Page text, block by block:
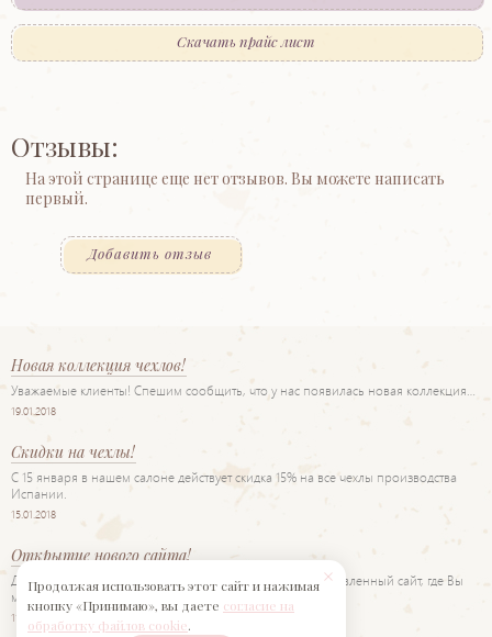
Скачать прайс лист
Отзывы:
На этой странице еще нет отзывов. Вы можете написать
первый.
Добавить отзыв
Новая коллекция чехлов!
Уважаемые клиенты! Спешим сообщить, что у нас появилась новая коллекция…
19.01.2018
Скидки на чехлы!
С 15 января в нашем салоне действует скидка 15% на все чехлы производства
Испании.
15.01.2018
Открытие нового сайта!
Дорогие друзья! Рады представить Вам наш новый обновленный сайт, где Вы
можете…
11.06.2017
Продолжая использовать этот сайт и нажимая
кнопку «Принимаю», вы даете согласие на
обработку файлов cookie.